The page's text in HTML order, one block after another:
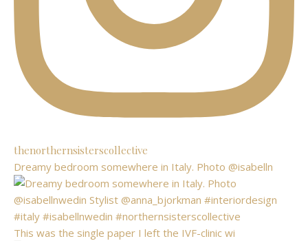
thenorthernsisterscollective
Dreamy bedroom somewhere in Italy. Photo @isabelln
This was the single paper I left the IVF-clinic wi